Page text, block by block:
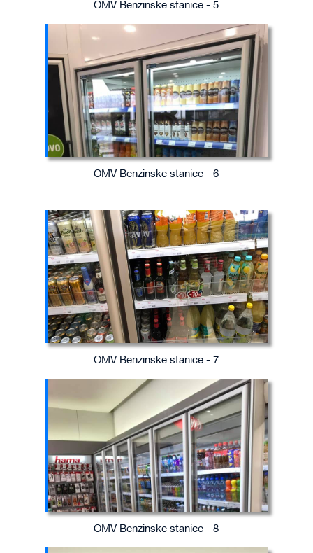
OMV Benzinske stanice - 5
OMV Benzinske stanice - 6
OMV Benzinske stanice - 7
OMV Benzinske stanice - 8